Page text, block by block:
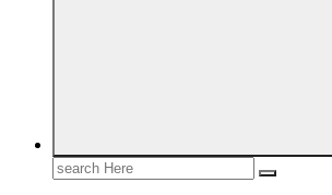
Search
for: